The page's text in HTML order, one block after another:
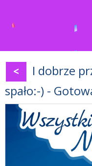
<
I dobrze
spało:-) -